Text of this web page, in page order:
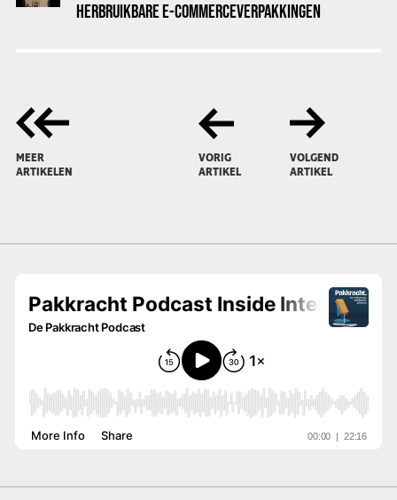
HERBRUIKBARE E-COMMERCEVERPAKKINGEN
MEER
ARTIKELEN
VORIG
ARTIKEL
VOLGEND
ARTIKEL